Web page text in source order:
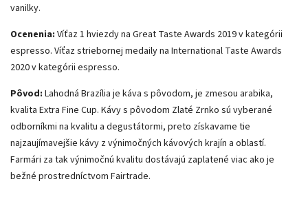
vanilky.
Ocenenia: Víťaz 1 hviezdy na Great Taste Awards 2019 v kategórii
espresso. Víťaz striebornej medaily na International Taste Awards
2020 v kategórii espresso.
Pôvod: Lahodná Brazília je káva s pôvodom, je zmesou arabika,
kvalita Extra Fine Cup. Kávy s pôvodom Zlaté Zrnko sú vyberané
odborníkmi na kvalitu a degustátormi, preto získavame tie
najzaujímavejšie kávy z výnimočných kávových krajín a oblastí.
Farmári za tak výnimočnú kvalitu dostávajú zaplatené viac ako je
bežné prostredníctvom Fairtrade.